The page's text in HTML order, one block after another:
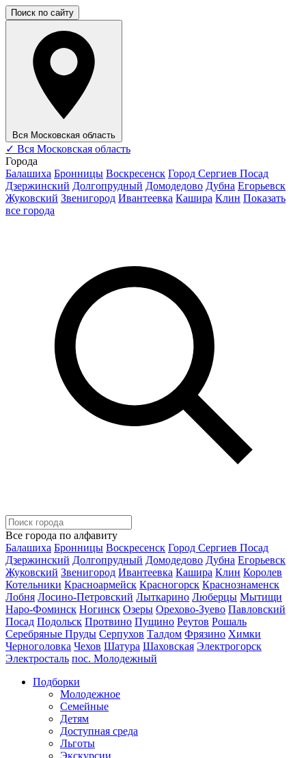
Поиск по сайту
Вся Московская область
✓ Вся Московская область
Города
Балашиха Бронницы Воскресенск Город Сергиев Посад
Дзержинский Долгопрудный Домодедово Дубна Егорьевск
Жуковский Звенигород Ивантеевка Кашира Клин Показать
все города
Все города по алфавиту
Балашиха Бронницы Воскресенск Город Сергиев Посад
Дзержинский Долгопрудный Домодедово Дубна Егорьевск
Жуковский Звенигород Ивантеевка Кашира Клин Королев
Котельники Красноармейск Красногорск Краснознаменск
Лобня Лосино-Петровский Лыткарино Люберцы Мытищи
Наро-Фоминск Ногинск Озеры Орехово-Зуево Павловский
Посад Подольск Протвино Пущино Реутов Рошаль
Серебряные Пруды Серпухов Талдом Фрязино Химки
Черноголовка Чехов Шатура Шаховская Электрогорск
Электросталь пос. Молодежный
Подборки
Молодежное
Семейные
Детям
Доступная среда
Льготы
Экскурсии